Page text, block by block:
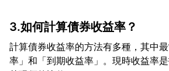
3.如何計算債券收益率？
計算債券收益率的方法有多種，其中
率」和「到期收益率」。現時收益率